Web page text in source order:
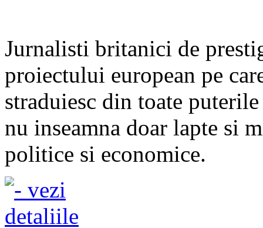
Jurnalisti britanici de
proiectului european pe
straduiesc din toate
nu inseamna doar lapte si
politice si economice.